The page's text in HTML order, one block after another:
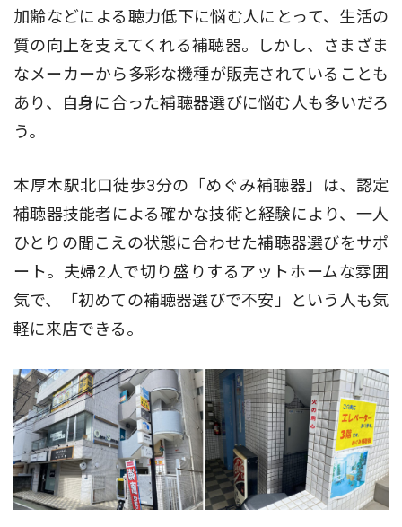
加齢などによる聴力低下に悩む人にとって、生活の
質の向上を支えてくれる補聴器。しかし、さまざま
なメーカーから多彩な機種が販売されていることも
あり、自身に合った補聴器選びに悩む人も多いだろ
う。
本厚木駅北口徒歩3分の「めぐみ補聴器」は、認定
補聴器技能者による確かな技術と経験により、一人
ひとりの聞こえの状態に合わせた補聴器選びをサポ
ート。夫婦2人で切り盛りするアットホームな雰囲
気で、「初めての補聴器選びで不安」という人も気
軽に来店できる。